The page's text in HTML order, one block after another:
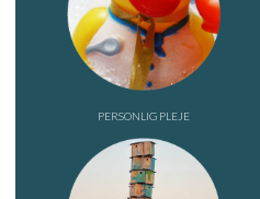
PERSONLIG PLEJE